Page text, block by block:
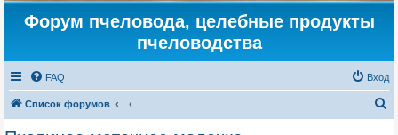
Форум пчеловода, целебные продукты
пчеловодства
FAQ Вход
Список форумов